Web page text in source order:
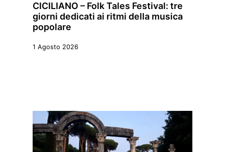
CICILIANO – Folk Tales Festival: tre
giorni dedicati ai ritmi della musica
popolare
1 Agosto 2026